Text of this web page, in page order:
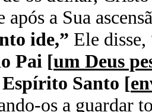
após a Sua
ide,” Ele disse,
Pai [um Deus
Espírito Santo [
os a guardar